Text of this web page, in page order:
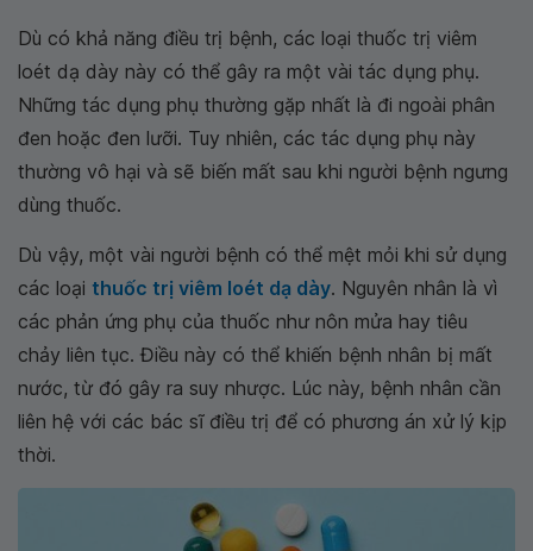
Dù có khả năng điều trị bệnh, các loại thuốc trị viêm
loét dạ dày này có thể gây ra một vài tác dụng phụ.
Những tác dụng phụ thường gặp nhất là đi ngoài phân
đen hoặc đen lưỡi. Tuy nhiên, các tác dụng phụ này
thường vô hại và sẽ biến mất sau khi người bệnh ngưng
dùng thuốc.
Dù vậy, một vài người bệnh có thể mệt mỏi khi sử dụng
các loại thuốc trị viêm loét dạ dày. Nguyên nhân là vì
các phản ứng phụ của thuốc như nôn mửa hay tiêu
chảy liên tục. Điều này có thể khiến bệnh nhân bị mất
nước, từ đó gây ra suy nhược. Lúc này, bệnh nhân cần
liên hệ với các bác sĩ điều trị để có phương án xử lý kịp
thời.